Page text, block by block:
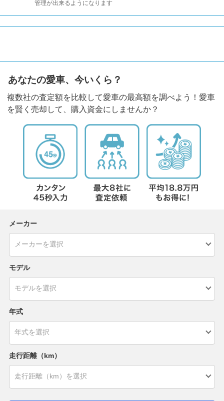
管理が出来るようになります
あなたの愛車、今いくら？
複数社の査定額を比較して愛車の最高額を調べよう！愛車
を賢く売却して、購入資金にしませんか？
メーカー
モデル
年式
走行距離（km）